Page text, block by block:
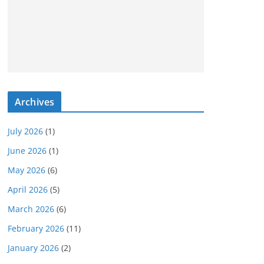
Archives
July 2026 (1)
June 2026 (1)
May 2026 (6)
April 2026 (5)
March 2026 (6)
February 2026 (11)
January 2026 (2)